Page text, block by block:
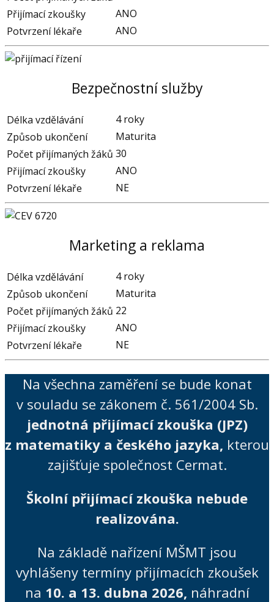
Přijímací zkoušky
ANO
Potvrzení lékaře
ANO
Bezpečnostní služby
Délka vzdělávání
4 roky
Způsob ukončení
Maturita
Počet přijímaných žáků 30
Přijímací zkoušky
ANO
Potvrzení lékaře
NE
Marketing a reklama
Délka vzdělávání
4 roky
Způsob ukončení
Maturita
Počet přijímaných žáků 22
Přijímací zkoušky
ANO
Potvrzení lékaře
NE
Na všechna zaměření se bude konat
v souladu se zákonem č. 561/2004 Sb.
jednotná přijímací zkouška (JPZ)
z matematiky a českého jazyka, kterou
zajišťuje společnost Cermat.
Školní přijímací zkouška nebude
realizována.
Na základě nařízení MŠMT jsou
vyhlášeny termíny přijímacích zkoušek
na 10. a 13. dubna 2026, náhradní